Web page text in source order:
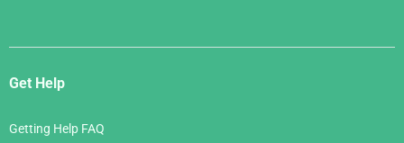
Get Help
Getting Help FAQ